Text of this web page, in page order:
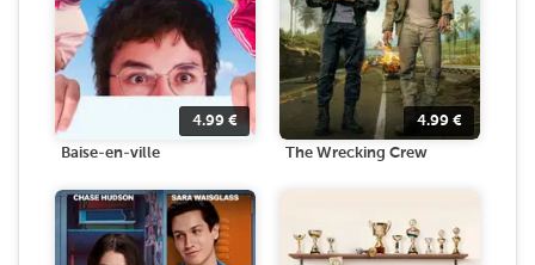
4.99 €
Baise-en-ville
4.99 €
The Wrecking Crew